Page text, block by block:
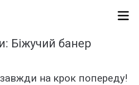
Біжучий банер
на крок попереду!